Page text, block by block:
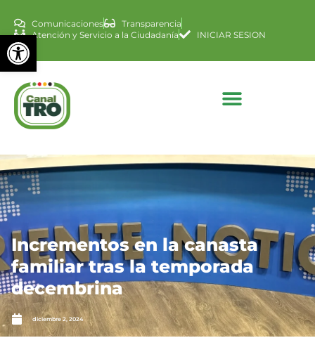
Abrir barra de
Comunicaciones
Transparencia
Atención y Servicio a la Ciudadanía
INICIAR SESION
Incrementos en la canasta
familiar tras la temporada
decembrina
diciembre 2, 2024